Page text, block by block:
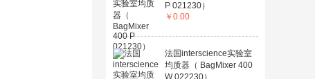
P 021230）
￥ 0.00
法国interscience实验室
均质器（ BagMixer 400
W 022230）